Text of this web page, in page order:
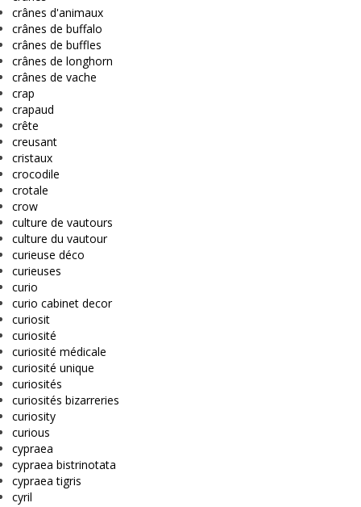
crânes d'animaux
crânes de buffalo
crânes de buffles
crânes de longhorn
crânes de vache
crap
crapaud
crête
creusant
cristaux
crocodile
crotale
crow
culture de vautours
culture du vautour
curieuse déco
curieuses
curio
curio cabinet decor
curiosit
curiosité
curiosité médicale
curiosité unique
curiosités
curiosités bizarreries
curiosity
curious
cypraea
cypraea bistrinotata
cypraea tigris
cyril